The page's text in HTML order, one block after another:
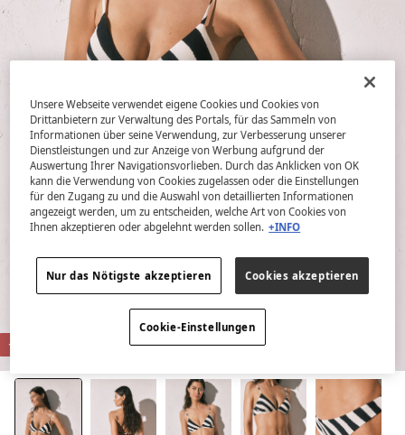
-88%
Unsere Webseite verwendet eigene Cookies und Cookies von
Drittanbietern zur Verwaltung des Portals, für das Sammeln von
Informationen über seine Verwendung, zur Verbesserung unserer
Dienstleistungen und zur Anzeige von Werbung aufgrund der
Auswertung Ihrer Navigationsvorlieben. Durch das Anklicken von OK
kann die Verwendung von Cookies zugelassen oder die Einstellungen
für den Zugang zu und die Auswahl von detaillierten Informationen
angezeigt werden, um zu entscheiden, welche Art von Cookies von
Ihnen akzeptieren oder abgelehnt werden sollen. +INFO
Nur das Nötigste akzeptieren Cookies akzeptieren
Cookie-Einstellungen